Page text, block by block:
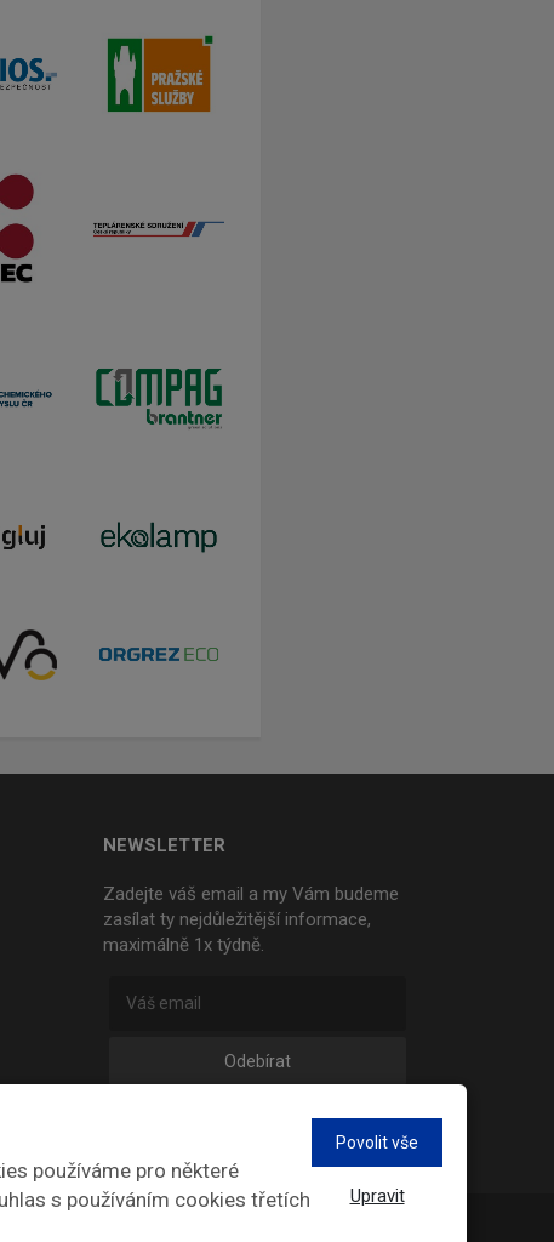
používáme pro některé
s používáním cookies třetích
Povolit vše
Upravit
NEWSLETTER
Zadejte váš email a my Vám budeme
zasílat ty nejdůležitější informace,
maximálně 1x týdně.
Odebírat